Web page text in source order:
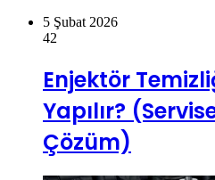
5 Şubat 2026
42
Enjektör
Yapılır?
Çözüm)